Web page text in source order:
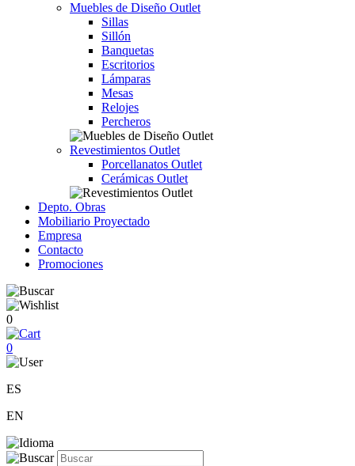
Muebles de Diseño Outlet
Sillas
Sillón
Banquetas
Escritorios
Lámparas
Mesas
Relojes
Percheros
Revestimientos Outlet
Porcellanatos Outlet
Cerámicas Outlet
Depto. Obras
Mobiliario Proyectado
Empresa
Contacto
Promociones
0
0
ES
EN